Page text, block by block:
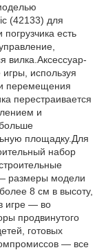
(42133) для
есть
используя
перемещения
перестраивается
и
площадку.Для
набор
размеры модели
8 см в высоту,
игре — во
продвинутого
готовых
— все